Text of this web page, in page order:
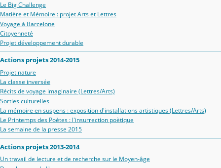
Le Big Challenge
Matière et Mémoire : projet Arts et Lettres
Voyage à Barcelone
Citoyenneté
Projet développement durable
Actions projets 2014-2015
Projet nature
La classe inversée
Récits de voyage imaginaire (Lettres/Arts)
Sorties culturelles
La mémoire en suspens : exposition d'installations artistiques (Lettres/Arts)
Le Printemps des Poètes : l'insurrection poètique
La semaine de la presse 2015
Actions projets 2013-2014
Un travail de lecture et de recherche sur le Moyen-âge